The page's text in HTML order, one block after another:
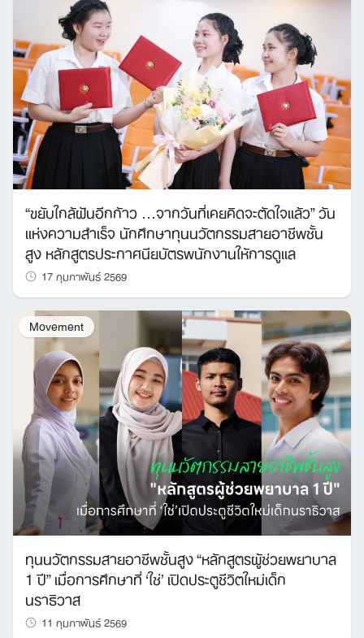
Search
for:
“ขยับใกล้ฝันอีกก้าว …จากวันที่เคยคิดจะตัดใจแล้ว” วัน
แห่งความสำเร็จ นักศึกษาทุนนวัตกรรมสายอาชีพชั้น
สูง หลักสูตรประกาศนียบัตรพนักงานให้การดูแล
17 กุมภาพันธ์ 2569
Movement
ทุนนวัตกรรมสายอาชีพชั้นสูง “หลักสูตรผู้ช่วยพยาบาล
1 ปี” เมื่อการศึกษาที่ ‘ใช่’ เปิดประตูชีวิตใหม่เด็ก
นราธิวาส
11 กุมภาพันธ์ 2569